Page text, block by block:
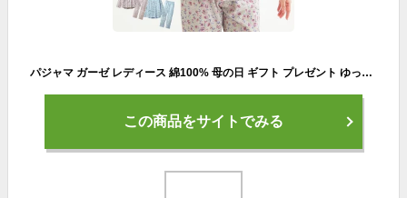
パジャマ ガーゼ レディース 綿100% 母の日 ギフト プレゼント ゆったり思いやりパジャマ ルームウェア コットン100% 前開き 長袖 花柄 大きめボタン シニア 高齢者 贈り物 ガーゼパジャマ 着やすいパジャマ 誕生日 母親 母 60代 70代 80代 入院用 シニア 女性
この商品をサイトでみる